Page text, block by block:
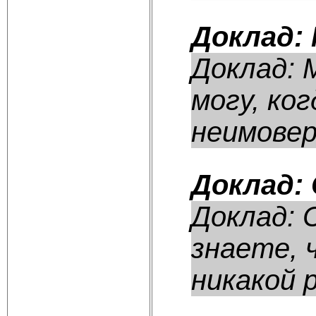
Доклад:
Доклад:
могу,
Доклад:
Доклад:
знаете,
никакой